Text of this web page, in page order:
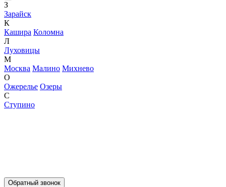
З
Зарайск
К
Кашира Коломна
Л
Луховицы
М
Москва Малино Михнево
О
Ожерелье Озеры
С
Ступино
Обратный звонок